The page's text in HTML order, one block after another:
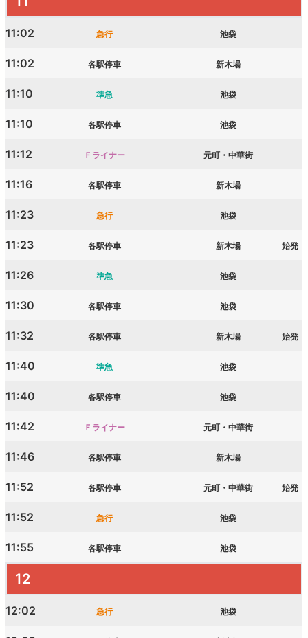
11:02 急行 池袋
11:02 各駅停車 新木場
11:10 準急 池袋
11:10 各駅停車 池袋
11:12 Ｆライナー 元町・中華街
11:16 各駅停車 新木場
11:23 急行 池袋
11:23 各駅停車 新木場 始発
11:26 準急 池袋
11:30 各駅停車 池袋
11:32 各駅停車 新木場 始発
11:40 準急 池袋
11:40 各駅停車 池袋
11:42 Ｆライナー 元町・中華街
11:46 各駅停車 新木場
11:52 各駅停車 元町・中華街 始発
11:52 急行 池袋
11:55 各駅停車 池袋
12
12:02 急行 池袋